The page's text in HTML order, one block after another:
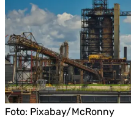
Foto: Pixabay/McRonny